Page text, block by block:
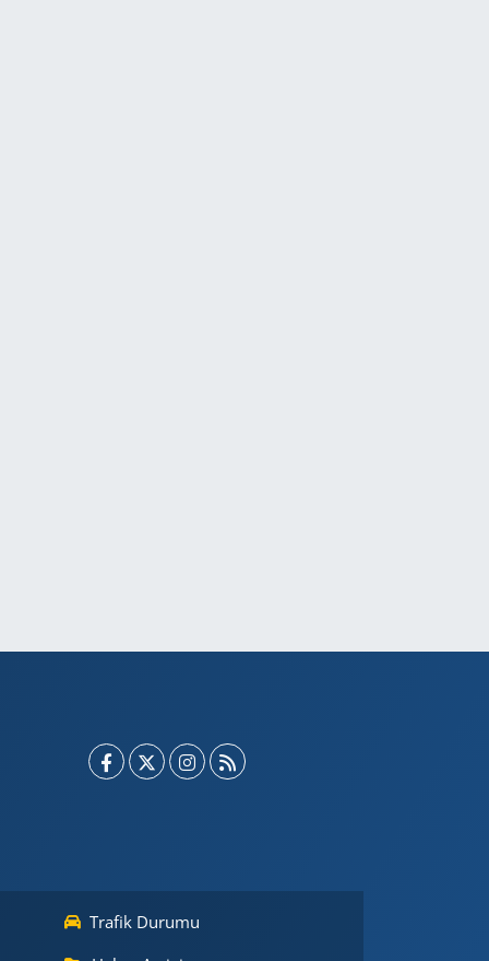
Trafik Durumu